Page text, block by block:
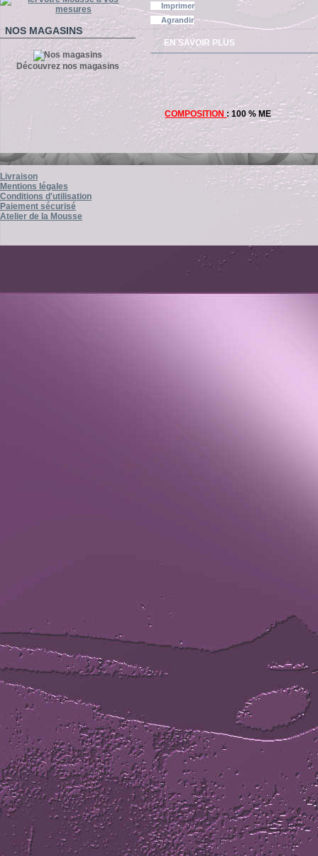
NOS MAGASINS
Découvrez nos magasins
Imprimer
Agrandir
EN SAVOIR PLUS
COMPOSITION : 100 % ME
Livraison
Mentions légales
Conditions d'utilisation
Paiement sécurisé
Atelier de la Mousse